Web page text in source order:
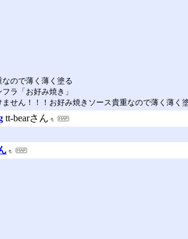
ので薄く薄く塗る
ラ「お好み焼き」
せん！！！お好み焼きソース貴重なので薄く薄く
tt-bearさん